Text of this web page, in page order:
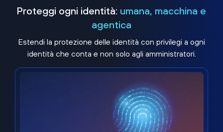
Proteggi ogni identità: umana, macchina e
agentica
Estendi la protezione delle identità con privilegi a ogni
identità che conta e non solo agli amministratori.